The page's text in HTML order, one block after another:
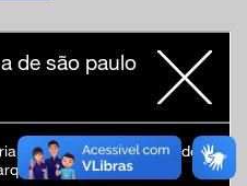
e Brigadeiro do metrô)
22h, sábados até meia-
de são paulo
fechada em virtude
Ibirapuera.